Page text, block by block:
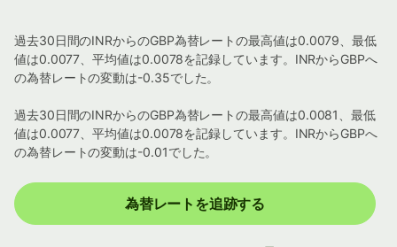
過去30日間のINRからのGBP為替レートの最高値は0.0079、最低
値は0.0077、平均値は0.0078を記録しています。INRからGBPへ
の為替レートの変動は-0.35でした。
過去30日間のINRからのGBP為替レートの最高値は0.0081、最低
値は0.0077、平均値は0.0078を記録しています。INRからGBPへ
の為替レートの変動は-0.01でした。
為替レートを追跡する